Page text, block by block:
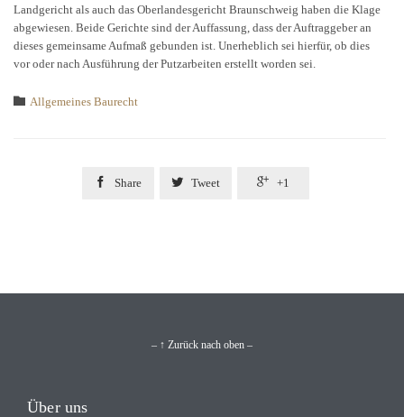
Landgericht als auch das Oberlandesgericht Braunschweig haben die Klage
abgewiesen. Beide Gerichte sind der Auffassung, dass der Auftraggeber an
dieses gemeinsame Aufmaß gebunden ist. Unerheblich sei hierfür, ob dies
vor oder nach Ausführung der Putzarbeiten erstellt worden sei.
 Category
Allgemeines Baurecht
 Share  Tweet  +1
– ↑ Zurück nach oben –
Über uns